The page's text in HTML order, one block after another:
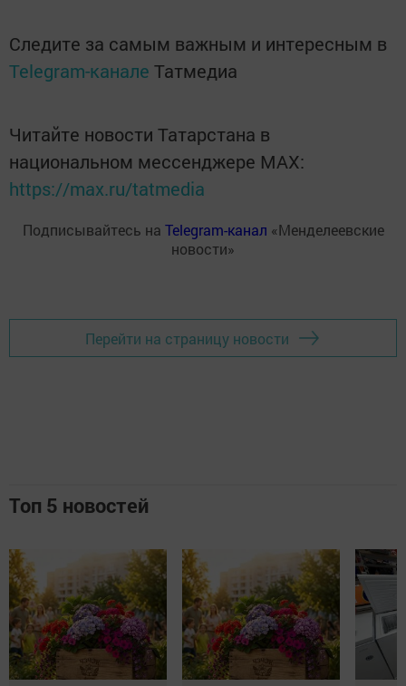
Следите за самым важным и интересным в
Telegram-канале Татмедиа
Читайте новости Татарстана в
национальном мессенджере MАХ:
https://max.ru/tatmedia
Подписывайтесь на Telegram-канал «Менделеевские
новости»
Перейти на страницу новости
Топ 5 новостей